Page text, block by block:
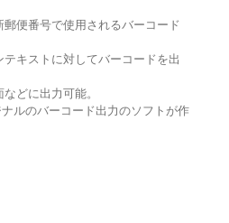
便番号で使用されるバーコード
キストに対してバーコードを出
どに出力可能。
ルのバーコード出力のソフトが作